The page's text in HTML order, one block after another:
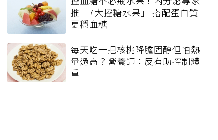
推「7大控糖水果」 搭配蛋白質
更穩血糖
每天吃一把核桃降膽固醇但怕熱
量過高？營養師：反有助控制體
重